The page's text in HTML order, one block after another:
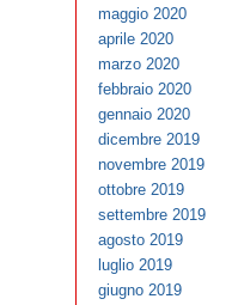
maggio 2020
aprile 2020
marzo 2020
febbraio 2020
gennaio 2020
dicembre 2019
novembre 2019
ottobre 2019
settembre 2019
agosto 2019
luglio 2019
giugno 2019